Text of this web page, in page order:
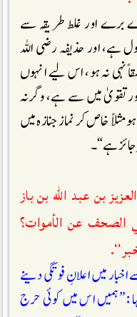
برے اور غلط طريقہ سے
ہے، اور حذیفہ رضی اللہ
نہی نہ ہو، اس لیے انہوں
میں سے ہے، وگرنہ
خاص کر نماز جنازہ میں
جائز ہے“۔
بن عبد الله بن باز
في الصحف عن الأموات؟
اخبار میں اعلانِ فوتگی دینے
: ”ہمیں اس میں کوئی حرج